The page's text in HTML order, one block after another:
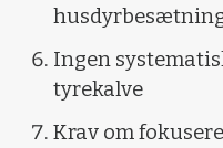
Ingen
tyrekalve
Krav om